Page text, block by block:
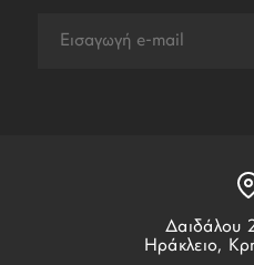
Δαιδάλου
Ηράκλειο,